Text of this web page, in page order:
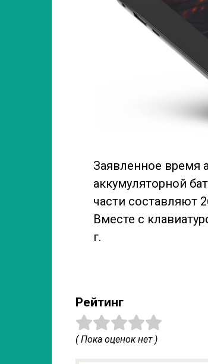
Заявленное время
аккумуляторной
части составляют
Вместе с
г.
Рейтинг
( Пока оценок нет )